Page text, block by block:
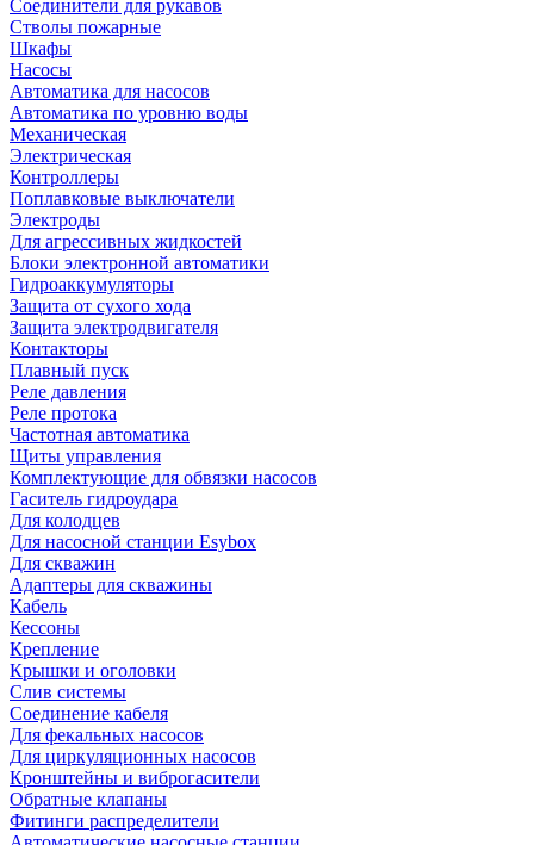
Соединители для рукавов
Стволы пожарные
Шкафы
Насосы
Автоматика для насосов
Автоматика по уровню воды
Механическая
Электрическая
Контроллеры
Поплавковые выключатели
Электроды
Для агрессивных жидкостей
Блоки электронной автоматики
Гидроаккумуляторы
Защита от сухого хода
Защита электродвигателя
Контакторы
Плавный пуск
Реле давления
Реле протока
Частотная автоматика
Щиты управления
Комплектующие для обвязки насосов
Гаситель гидроудара
Для колодцев
Для насосной станции Esybox
Для скважин
Адаптеры для скважины
Кабель
Кессоны
Крепление
Крышки и оголовки
Слив системы
Соединение кабеля
Для фекальных насосов
Для циркуляционных насосов
Кронштейны и виброгасители
Обратные клапаны
Фитинги распределители